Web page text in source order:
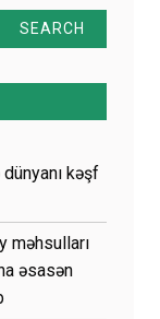
kəşf
məhsulları
əsasən